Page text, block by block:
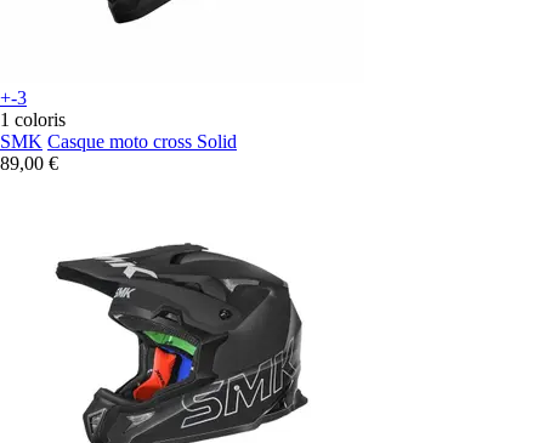
+-3
1 coloris
SMK Casque moto cross Solid
89,00 €